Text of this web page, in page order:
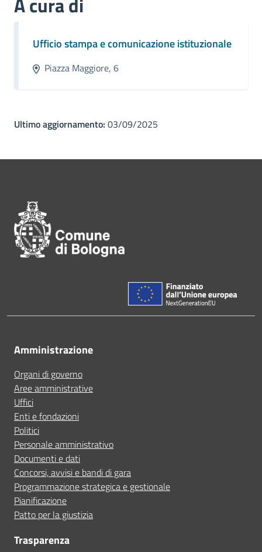
Ufficio stampa e comunicazione istituzionale
Piazza Maggiore, 6
Ultimo aggiornamento: 03/09/2025
Amministrazione
Organi di governo
Aree amministrative
Uffici
Enti e fondazioni
Politici
Personale amministrativo
Documenti e dati
Concorsi, avvisi e bandi di gara
Programmazione strategica e gestionale
Pianificazione
Patto per la giustizia
Trasparenza